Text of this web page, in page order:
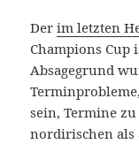
Derim letzten
Champions Cup
Absagegrund
sein, Termine
nordirischen als